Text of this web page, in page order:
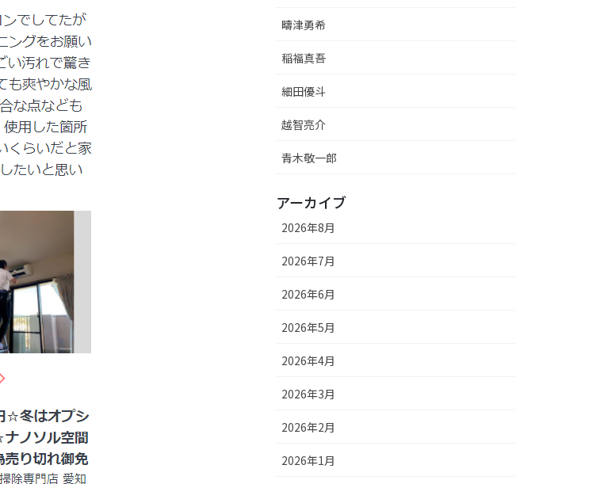
疇津勇希
稲福真吾
細田優斗
越智亮介
青木敬一郎
アーカイブ
2026年8月
2026年7月
2026年6月
2026年5月
2026年4月
2026年3月
2026年2月
2026年1月